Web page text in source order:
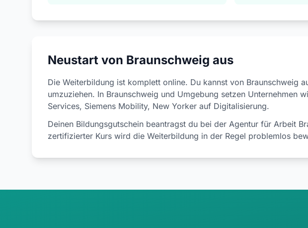
Neustart von Braunschweig aus
Die Weiterbildung ist komplett online. Du kannst von Braunschweig
umzuziehen. In Braunschweig und Umgebung setzen Unternehmen
Services, Siemens Mobility, New Yorker auf Digitalisierung.
Deinen Bildungsgutschein beantragst du bei der Agentur für Arbeit
zertifizierter Kurs wird die Weiterbildung in der Regel problemlos